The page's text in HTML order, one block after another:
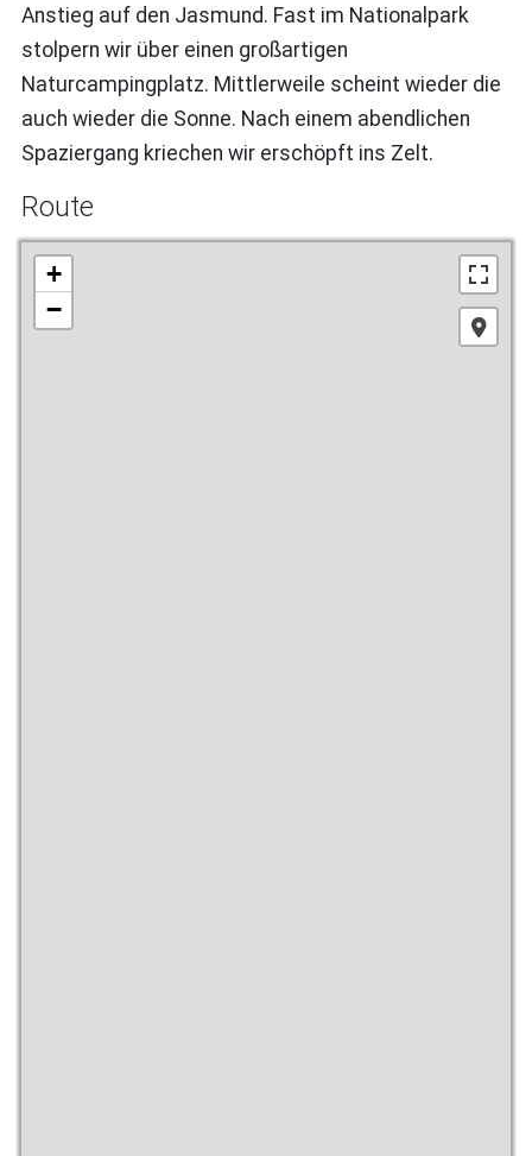
Anstieg auf den Jasmund. Fast im Nationalpark
stolpern wir über einen großartigen
Naturcampingplatz. Mittlerweile scheint wieder die
auch wieder die Sonne. Nach einem abendlichen
Spaziergang kriechen wir erschöpft ins Zelt.
Route
+
−